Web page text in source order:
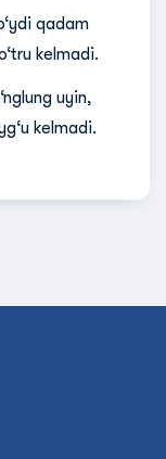
qadam
kelmadi.
uyin,
kelmadi.